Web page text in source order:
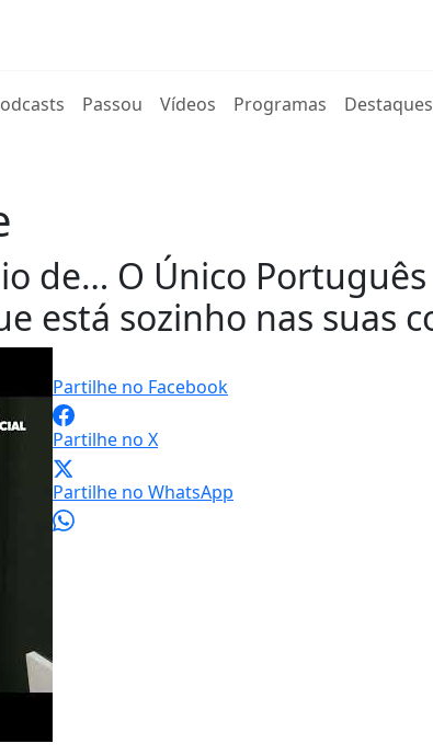
Passou Vídeos Programas Destaques
de… O Único
está sozinho nas suas
Partilhe no Facebook
Partilhe no X
Partilhe no WhatsApp